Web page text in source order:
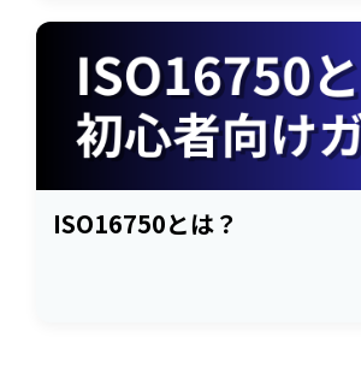
ISO16750とは？